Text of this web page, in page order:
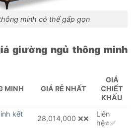
minh có thể gấp gọn
giường ngủ thông minh
MINH GIÁ RẺ NHẤT
GIÁ
CHIẾT
KHẤU
kết
28,014,000 ❌❌
Liên
hệ⭐️✅